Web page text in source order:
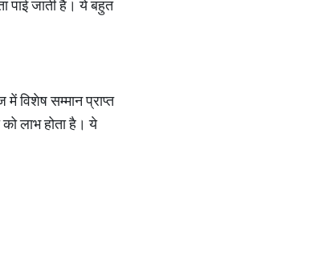
पाई जाती है। ये बहुत
विशेष सम्मान प्राप्त
लाभ होता है। ये